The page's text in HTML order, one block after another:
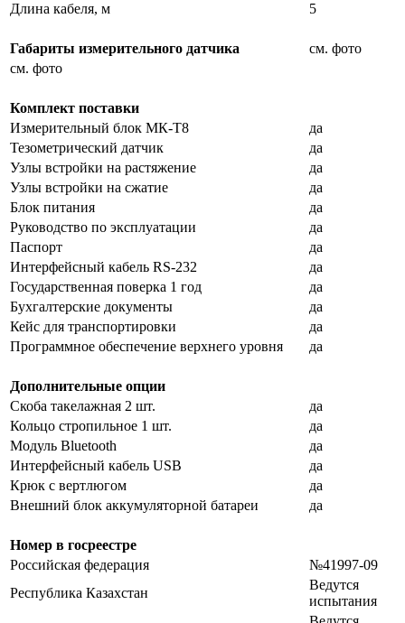
Длина кабеля, м
5
Габариты измерительного датчика
см. фото
см. фото
Комплект поставки
Измерительный блок МК-Т8
да
Тезометрический датчик
да
Узлы встройки на растяжение
да
Узлы встройки на сжатие
да
Блок питания
да
Руководство по эксплуатации
да
Паспорт
да
Интерфейсный кабель RS-232
да
Государственная поверка 1 год
да
Бухгалтерские документы
да
Кейс для транспортировки
да
Программное обеспечение верхнего уровня
да
Дополнительные опции
Скоба такелажная 2 шт.
да
Кольцо стропильное 1 шт.
да
Модуль Bluetooth
да
Интерфейсный кабель USB
да
Крюк с вертлюгом
да
Внешний блок аккумуляторной батареи
да
Номер в госреестре
Российская федерация
№41997-09
Республика Казахстан
Ведутся
испытания